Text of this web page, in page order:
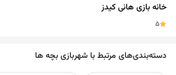
خانه بازی هانی کیدز
5
دسته‌بندی‌های مرتبط با شهربازی بچه ها